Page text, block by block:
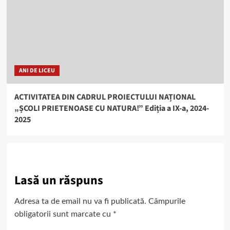
ANI DE LICEU
ACTIVITATEA DIN CADRUL PROIECTULUI NAȚIONAL
„ȘCOLI PRIETENOASE CU NATURA!” Ediția a IX-a, 2024-
2025
Lasă un răspuns
Adresa ta de email nu va fi publicată. Câmpurile
obligatorii sunt marcate cu *